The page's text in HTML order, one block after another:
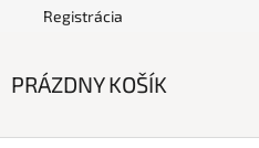
Registrácia
PRÁZDNY KOŠÍK